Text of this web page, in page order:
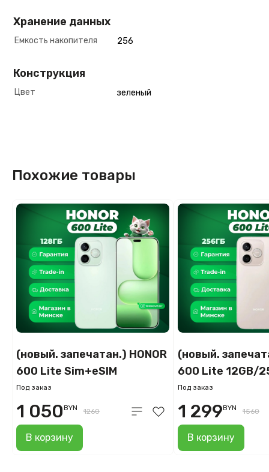
Хранение данных
Емкость накопителя 256
Конструкция
Цвет зеленый
Похожие товары
(новый. запечатан.) HONOR
600 Lite Sim+eSIM
8GB/128GB
международная версия
(зеленый)
Под заказ
В корзину
1 050BYN 1260
(новый.
600 Lite 12GB/
международная
(пустынное
Под заказ
В корзину
1 299BYN 1560